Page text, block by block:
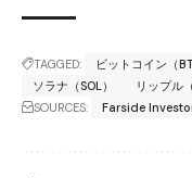
TAGGED: ビットコイン（
ソラナ（SOL）
リップル
SOURCES:
Farside